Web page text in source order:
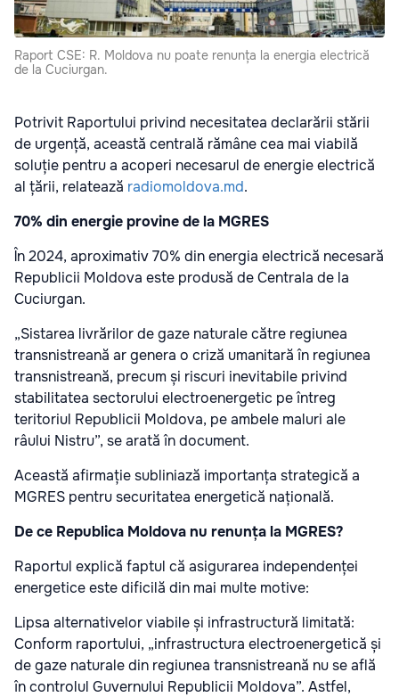
Raport CSE: R. Moldova nu poate renunța la energia electrică
de la Cuciurgan.
Potrivit Raportului privind necesitatea declarării stării
de urgență, această centrală rămâne cea mai viabilă
soluție pentru a acoperi necesarul de energie electrică
al țării, relatează radiomoldova.md.
70% din energie provine de la MGRES
În 2024, aproximativ 70% din energia electrică necesară
Republicii Moldova este produsă de Centrala de la
Cuciurgan.
„Sistarea livrărilor de gaze naturale către regiunea
transnistreană ar genera o criză umanitară în regiunea
transnistreană, precum și riscuri inevitabile privind
stabilitatea sectorului electroenergetic pe întreg
teritoriul Republicii Moldova, pe ambele maluri ale
râului Nistru”, se arată în document.
Această afirmație subliniază importanța strategică a
MGRES pentru securitatea energetică națională.
De ce Republica Moldova nu renunța la MGRES?
Raportul explică faptul că asigurarea independenței
energetice este dificilă din mai multe motive:
Lipsa alternativelor viabile și infrastructură limitată:
Conform raportului, „infrastructura electroenergetică și
de gaze naturale din regiunea transnistreană nu se află
în controlul Guvernului Republicii Moldova”. Astfel,